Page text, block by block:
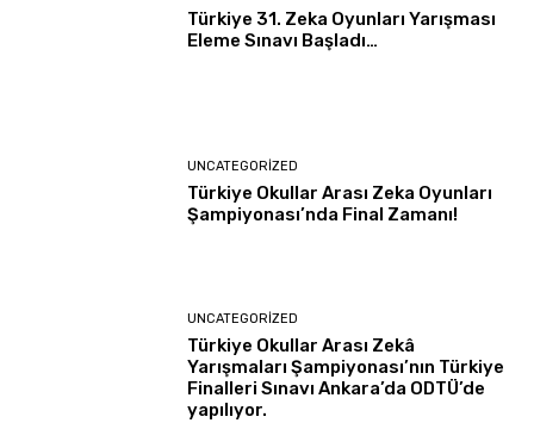
Türkiye 31. Zeka Oyunları Yarışması
Eleme Sınavı Başladı…
UNCATEGORIZED
Türkiye Okullar Arası Zeka Oyunları
Şampiyonası’nda Final Zamanı!
UNCATEGORIZED
Türkiye Okullar Arası Zekâ
Yarışmaları Şampiyonası’nın Türkiye
Finalleri Sınavı Ankara’da ODTÜ’de
yapılıyor.